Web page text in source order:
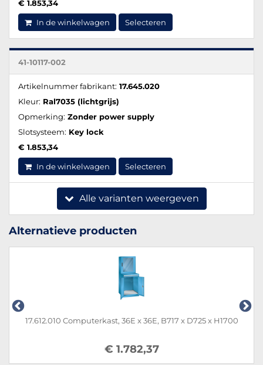
€ 1.853,34
In de winkelwagen Selecteren
41-10117-002
Artikelnummer fabrikant: 17.645.020
Kleur: Ral7035 (lichtgrijs)
Opmerking: Zonder power supply
Slotsysteem: Key lock
€ 1.853,34
In de winkelwagen Selecteren
Alle varianten weergeven
Alternatieve producten
17.612.010 Computerkast, 36E x 36E, B717 x D725 x H1700
€ 1.782,37